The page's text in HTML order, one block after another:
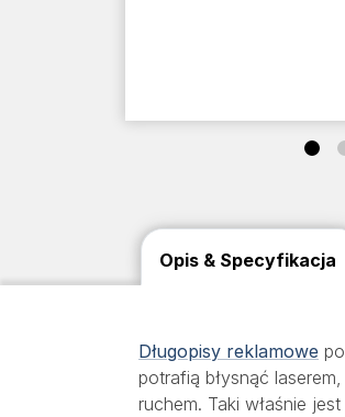
Długopisy reklamowe
potrafią błysnąć
ruchem. Taki właśnie
Opis & Specyfikacja